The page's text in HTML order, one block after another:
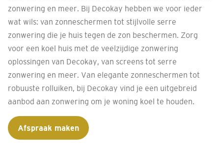
zonwering en meer. Bij Decokay hebben we voor ieder
wat wils: van zonneschermen tot stijlvolle serre
zonwering die je huis tegen de zon beschermen. Zorg
voor een koel huis met de veelzijdige zonwering
oplossingen van Decokay, van screens tot serre
zonwering en meer. Van elegante zonneschermen tot
robuuste rolluiken, bij Decokay vind je een uitgebreid
aanbod aan zonwering om je woning koel te houden.
Afspraak maken